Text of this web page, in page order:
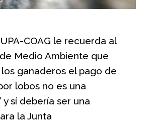
COAG le recuerda al
Medio Ambiente que
ganaderos el pago de
lobos no es una
y sí debería ser una
la Junta